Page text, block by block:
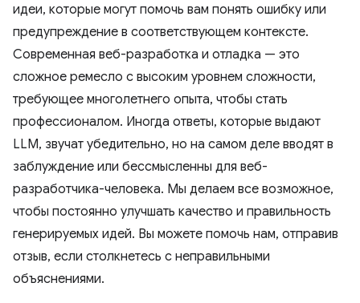
идеи, которые могут помочь вам понять ошибку или
предупреждение в соответствующем контексте.
Современная веб-разработка и отладка — это
сложное ремесло с высоким уровнем сложности,
требующее многолетнего опыта, чтобы стать
профессионалом. Иногда ответы, которые выдают
LLM, звучат убедительно, но на самом деле вводят в
заблуждение или бессмысленны для веб-
разработчика-человека. Мы делаем все возможное,
чтобы постоянно улучшать качество и правильность
генерируемых идей. Вы можете помочь нам, отправив
отзыв, если столкнетесь с неправильными
объяснениями.